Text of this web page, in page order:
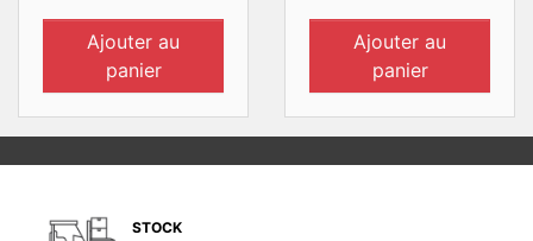
Ajouter au
panier
Ajouter au
panier
STOCK